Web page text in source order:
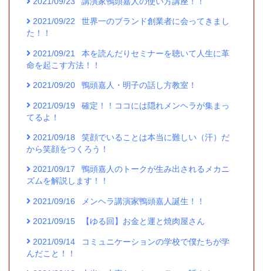
2021/09/22
世界一のブランド創業者に会ってきまし
た！！
2021/09/21
本を読んだりセミナーを聴いて人生に革
命を起こす方法！！
2021/09/20 鴨頭嘉人・明子の話し方教室！
2021/09/19
確定！！ココには隠れメンヘラが集まっ
てるよ！
2021/09/18
笑顔でいることは本当に難しい（汗）だ
から笑顔をつくろう！
2021/09/17
鴨頭嘉人のトークが生み出されるメカニ
ズムを解説します！！
2021/09/16 メンヘラ講演家鴨頭嘉人誕生！！
2021/09/15 【ゆる回】お金と運と焼肉屋さん
2021/09/14
コミュニケーションの学校で僕たちが学
んだこと！！